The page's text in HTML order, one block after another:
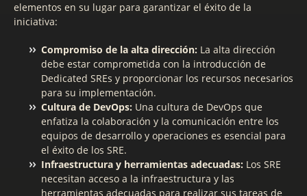
elementos en su lugar para garantizar el éxito de la
iniciativa:
Compromiso de la alta dirección: La alta dirección
debe estar comprometida con la introducción de
Dedicated SREs y proporcionar los recursos necesarios
para su implementación.
Cultura de DevOps: Una cultura de DevOps que
enfatiza la colaboración y la comunicación entre los
equipos de desarrollo y operaciones es esencial para
el éxito de los SRE.
Infraestructura y herramientas adecuadas: Los SRE
necesitan acceso a la infraestructura y las
herramientas adecuadas para realizar sus tareas de